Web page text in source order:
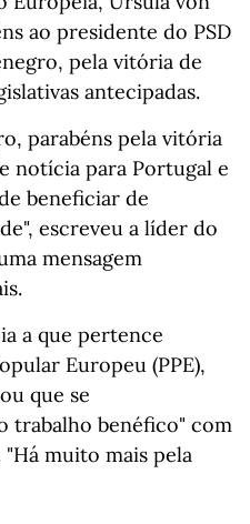
ao presidente do PSD
pela vitória de
antecipadas.
parabéns pela vitória
notícia para Portugal e
beneficiar de
escreveu a líder do
mensagem
a que pertence
Europeu (PPE),
que se
trabalho benéfico" com
muito mais pela